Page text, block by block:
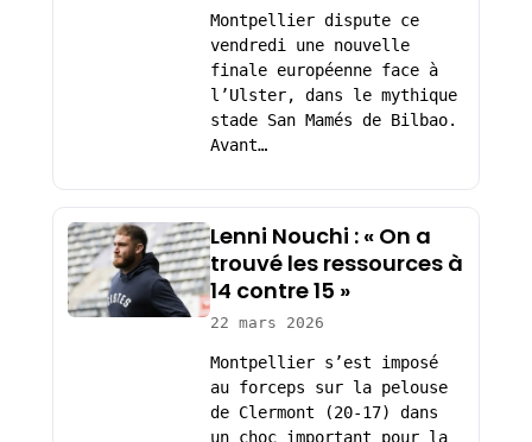
Montpellier dispute ce
vendredi une nouvelle
finale européenne face à
l’Ulster, dans le mythique
stade San Mamés de Bilbao.
Avant…
Lenni Nouchi : « On a
trouvé les ressources à
14 contre 15 »
22 mars 2026
Montpellier s’est imposé
au forceps sur la pelouse
de Clermont (20-17) dans
un choc important pour la